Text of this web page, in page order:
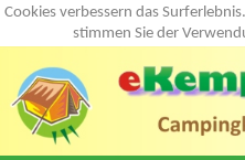
Cookies verbessern das
stimmen Sie der